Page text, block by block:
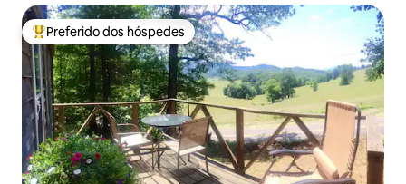
Entre os melhores preferidos dos hóspedes
Preferido dos hóspedes